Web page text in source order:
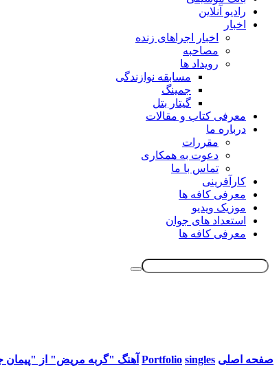
رادیو آنلاین
اخبار
اخبار اجراهای زنده
مصاحبه
رویداد ها
مسابقه نوازندگی
جمینگ
گیتار بتل
معرفی کتاب و مقالات
درباره ما
مقررات
دعوت به همکاری
تماس با ما
کارآفرینی
معرفی کافه ها
موزیک ویدیو
استعداد های جوان
معرفی کافه ها
صفحه اصلی Portfolio singles آهنگ "گربه مریض" از "پیمان